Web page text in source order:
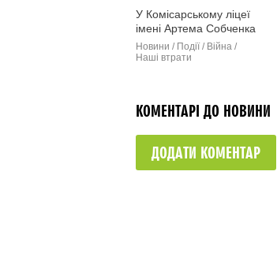
У Комісарському ліцеї
імені Артема Собченка
відкрили меморіальну
дошку (фото)
Новини / Події / Війна /
Наші втрати
КОМЕНТАРІ ДО НОВИНИ
ДОДАТИ КОМЕНТАР